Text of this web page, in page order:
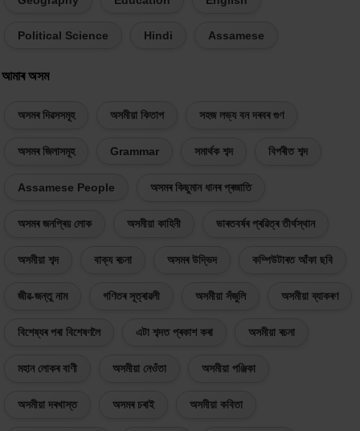
Political Science Hindi Assamese
আমাৰ অসম
অসমৰ দিৱসসমূহ অসমীয়া কিতাপ সহজ লভ্য বন দৰবৰ গুণ
অসমৰ জিলাসমূহ Grammar সমাৰ্থক শব্দ বিপৰীত শব্দ
Assamese People অসমৰ কিছুমান ধানৰ প্ৰজাতি
অসমৰ জনপ্ৰিয় লোক অসমীয়া কাহিনী ভাৰতবৰ্ষৰ প্ৰৱিত্ৰ তীৰ্থস্থান
অসমীয়া শব্দ বাক্য ৰচনা অসমৰ উদ্ভিদ কম্পিউটাৰত আঁকা ছবি
জীৱ-জন্তু নাম গণিতৰ সূত্ৰাৱলী অসমীয়া সঁজুলি অসমীয়া ব্যাকৰণ
বিশেষ্যৰ পৰা বিশেষণলৈ এটা শব্দত প্ৰকাশ কৰা অসমীয়া ৰচনা
মহান লোকৰ বাণী অসমীয়া নেওঁতা অসমীয়া পঞ্জিকা
অসমীয়া দৰখাস্ত অসমৰ চৰাই অসমীয়া কবিতা